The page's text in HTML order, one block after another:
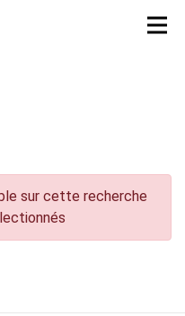
sur cette recherche